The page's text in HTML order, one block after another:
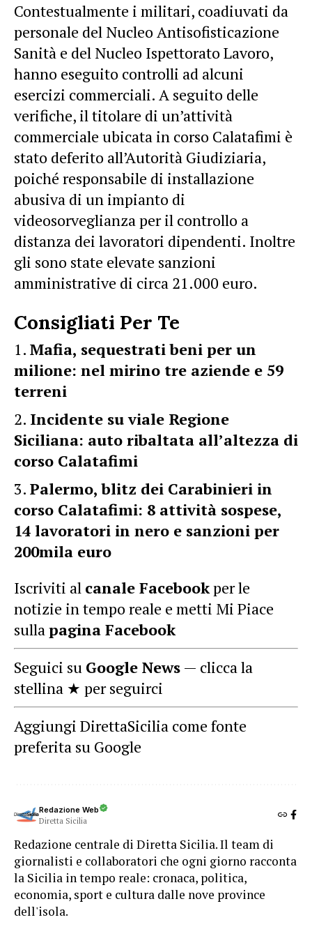
Contestualmente i militari, coadiuvati da
personale del Nucleo Antisofisticazione
Sanità e del Nucleo Ispettorato Lavoro,
hanno eseguito controlli ad alcuni
esercizi commerciali. A seguito delle
verifiche, il titolare di un’attività
commerciale ubicata in corso Calatafimi è
stato deferito all’Autorità Giudiziaria,
poiché responsabile di installazione
abusiva di un impianto di
videosorveglianza per il controllo a
distanza dei lavoratori dipendenti. Inoltre
gli sono state elevate sanzioni
amministrative di circa 21.000 euro.
Consigliati Per Te
Mafia, sequestrati beni per un
milione: nel mirino tre aziende e 59
terreni
Incidente su viale Regione
Siciliana: auto ribaltata all’altezza di
corso Calatafimi
Palermo, blitz dei Carabinieri in
corso Calatafimi: 8 attività sospese,
14 lavoratori in nero e sanzioni per
200mila euro
Iscriviti al canale Facebookper le
notizie in tempo reale e metti Mi Piace
sullapagina Facebook
Seguici su Google News — clicca la
stellina ★ per seguirci
Aggiungi DirettaSicilia come fonte
preferita su Google
Redazione Web
Diretta Sicilia
Redazione centrale di Diretta Sicilia. Il team di
giornalisti e collaboratori che ogni giorno racconta
la Sicilia in tempo reale: cronaca, politica,
economia, sport e cultura dalle nove province
dell'isola.